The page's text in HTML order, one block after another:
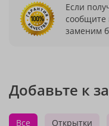
Если
сообщите
заменим
Добавьте к
Все Открытки